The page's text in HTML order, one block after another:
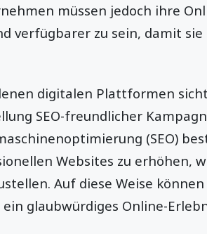
müssen jedoch ihre
verfügbarer zu sein, damit
digitalen Plattformen
SEO-freundlicher
(SEO)
Websites zu erhöhen,
Auf diese Weise
glaubwürdiges Online-